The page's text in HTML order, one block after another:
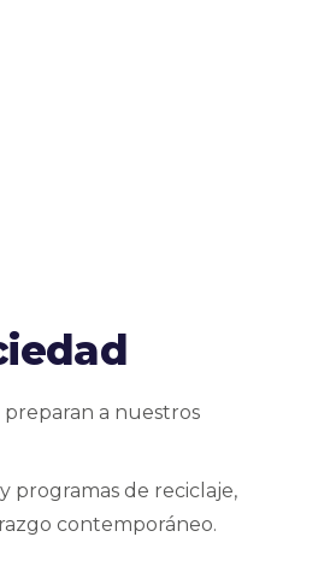
a nuestros
programas de reciclaje,
contemporáneo.